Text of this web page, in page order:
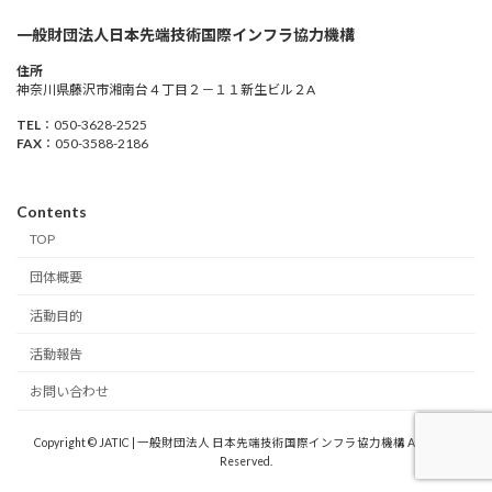
一般財団法人日本先端技術国際インフラ協力機構
住所
神奈川県藤沢市湘南台４丁目２－１１新生ビル２A
TEL ：050-3628-2525
FAX ：050-3588-2186
Contents
TOP
団体概要
活動目的
活動報告
お問い合わせ
Copyright © JATIC | 一般財団法人 日本先端技術国際インフラ協力機構 All Rights
Reserved.